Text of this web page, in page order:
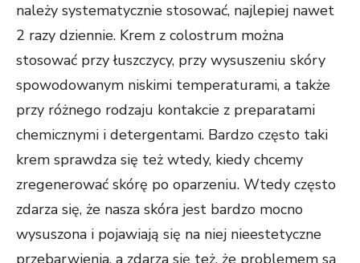
należy systematycznie stosować, najlepiej nawet
2 razy dziennie. Krem z colostrum można
stosować przy łuszczycy, przy wysuszeniu skóry
spowodowanym niskimi temperaturami, a także
przy różnego rodzaju kontakcie z preparatami
chemicznymi i detergentami. Bardzo często taki
krem sprawdza się też wtedy, kiedy chcemy
zregenerować skórę po oparzeniu. Wtedy często
zdarza się, że nasza skóra jest bardzo mocno
wysuszona i pojawiają się na niej nieestetyczne
przebarwienia, a zdarza się też, że problemem są